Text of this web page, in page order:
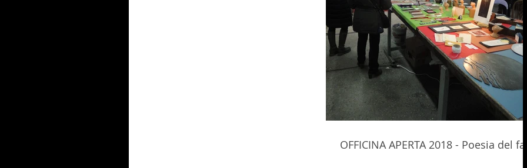
OFFICINA APERTA 2018 - Poesia del